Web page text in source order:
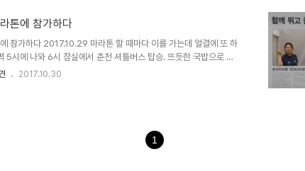
톤에 참가하다
참가하다 2017.10.29 마라톤 할 때마다 이를 가는데 얼결에 또 하
5시에 나와 6시 잠실에서 춘천 셔틀버스 탑승. 뜨듯한 국밥으로 아
일행은 다 앞으로 보내고 나혼자 유유자적 뛰는 듯 걷는 듯 한다.
느라 멈췄고, 달리던 이들이 오히려 취타대에게 응원을 하는 진풍경
2017.10.30
1